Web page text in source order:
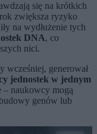
się na krótkich
zwiększa ryzyko
na wydłużenie tych
DNA, co
nici.
wcześniej, generował
jednostek w jednym
– naukowcy mogą
genów lub